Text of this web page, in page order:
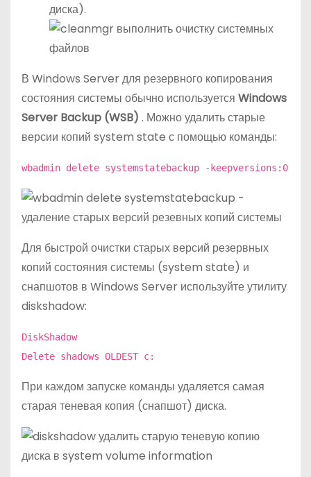
диска).
В Windows Server для резервного копирования
состояния системы обычно используется Windows
Server Backup (WSB) . Можно удалить старые
версии копий system state с помощью команды:
wbadmin delete systemstatebackup -keepversions:0
Для быстрой очистки старых версий резервных
копий состояния системы (system state) и
снапшотов в Windows Server используйте утилиту
diskshadow:
DiskShadow
Delete shadows OLDEST c:
При каждом запуске команды удаляется самая
старая теневая копия (снапшот) диска.